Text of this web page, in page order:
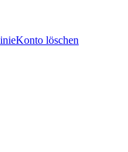
Konto löschen